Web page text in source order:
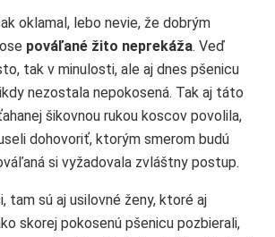
oklamal, lebo nevie, že dobrým
pováľané žito neprekáža. Veď
tak v minulosti, ale aj dnes pšenicu
nezostala nepokosená. Tak aj táto
šikovnou rukou koscov povolila,
dohovoriť, ktorým smerom budú
si vyžadovala zvláštny postup.
tam sú aj usilovné ženy, ktoré aj
skorej pokosenú pšenicu pozbierali,